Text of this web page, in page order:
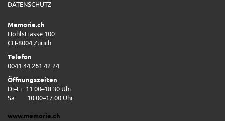
DATENSCHUTZ
Memorie.ch
Hohlstrasse 100
CH-8004 Zürich
Telefon
0041 44 261 42 24
Öffnungszeiten
Di–Fr: 11:00–18:30 Uhr
Sa:
10:00–17:00 Uhr
www.memorie.ch